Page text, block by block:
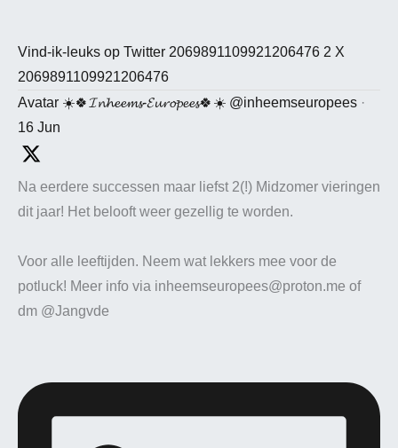
Vind-ik-leuks op Twitter 2069891109921206476 2 X
2069891109921206476
Avatar ☀️🍀𝓘𝓷𝓱𝓮𝓮𝓶𝓼-𝓔𝓾𝓻𝓸𝓹𝓮𝓮𝓼🍀☀️ @inheemseuropees ·
16 Jun
Na eerdere successen maar liefst 2(!) Midzomer vieringen
dit jaar! Het belooft weer gezellig te worden.
Voor alle leeftijden. Neem wat lekkers mee voor de
potluck! Meer info via inheemseuropees@proton.me of
dm @Jangvde